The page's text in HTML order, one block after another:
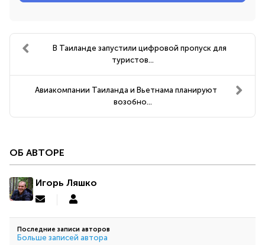
В Таиланде запустили цифровой пропуск для
туристов...
Авиакомпании Таиланда и Вьетнама планируют
возобно...
ОБ АВТОРЕ
Игорь Ляшко
Подписаться
обновление
автора
Игорь
Последние записи авторов
Больше записей автора